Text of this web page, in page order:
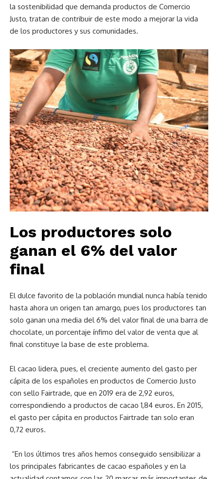
la sostenibilidad que demanda productos de Comercio
Justo, tratan de contribuir de este modo a mejorar la vida
de los productores y sus comunidades.
Los productores solo
ganan el 6% del valor
final
El dulce favorito de la población mundial nunca había tenido
hasta ahora un origen tan amargo, pues los productores tan
solo ganan una media del 6% del valor final de una barra de
chocolate, un porcentaje ínfimo del valor de venta que al
final constituye la base de este problema.
El cacao lidera, pues, el creciente aumento del gasto per
cápita de los españoles en productos de Comercio Justo
con sello Fairtrade, que en 2019 era de 2,92 euros,
correspondiendo a productos de cacao 1,84 euros. En 2015,
el gasto per cápita en productos Fairtrade tan solo eran
0,72 euros.
“En los últimos tres años hemos conseguido sensibilizar a
los principales fabricantes de cacao españoles y en la